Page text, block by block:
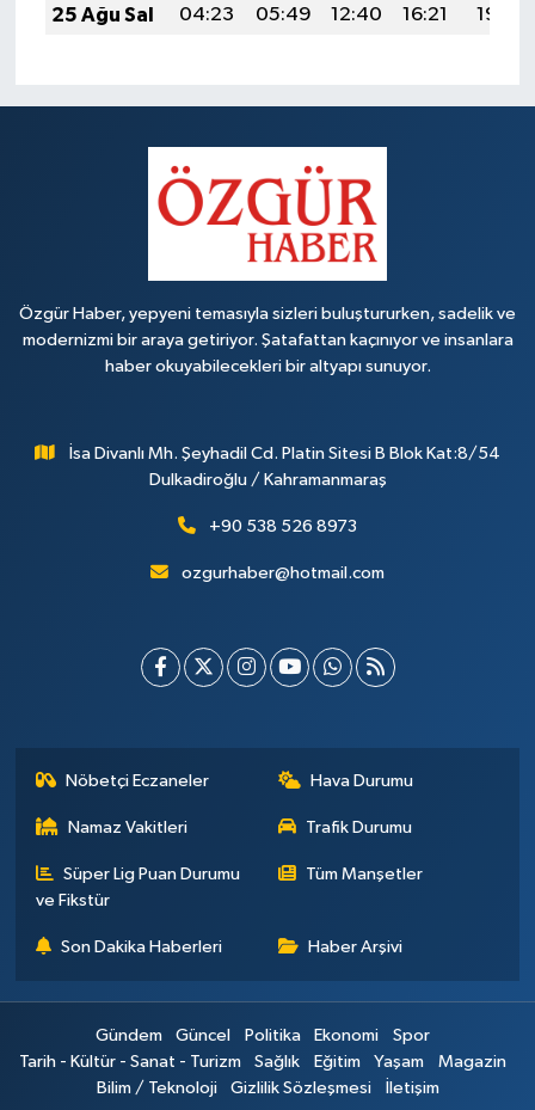
25 Ağu Sal
04:23 05:49 12:40 16:21 19:20
Özgür Haber, yepyeni temasıyla sizleri buluştururken, sadelik ve
modernizmi bir araya getiriyor. Şatafattan kaçınıyor ve insanlara
haber okuyabilecekleri bir altyapı sunuyor.
İsa Divanlı Mh. Şeyhadil Cd. Platin Sitesi B Blok Kat:8/54
Dulkadiroğlu / Kahramanmaraş
+90 538 526 8973
ozgurhaber@hotmail.com
Nöbetçi Eczaneler Hava Durumu
Namaz Vakitleri Trafik Durumu
Süper Lig Puan Durumu
ve Fikstür
Tüm Manşetler
Son Dakika Haberleri Haber Arşivi
Gündem Güncel Politika Ekonomi
Spor
Tarih - Kültür - Sanat - Turizm
Sağlık Eğitim Yaşam
Magazin
Bilim / Teknoloji
Gizlilik Sözleşmesi İletişim